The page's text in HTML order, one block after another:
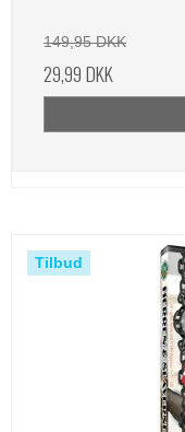
149,95 DKK
29,99 DKK
Tilbud